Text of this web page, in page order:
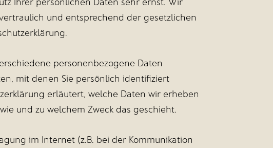
und entsprechend der gesetzlichen
personenbezogene Daten
mit denen Sie persönlich identifiziert
erläutert, welche Daten wir erheben
und zu welchem Zweck das geschieht.
im Internet (z.B. bei der Kommunikation